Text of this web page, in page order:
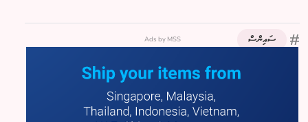
ސައިންސް Ads by MSS